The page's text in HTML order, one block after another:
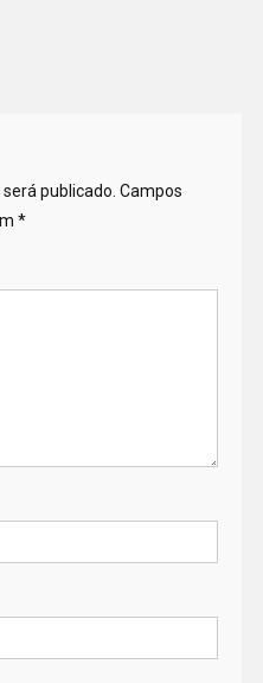
publicado. Campos
*